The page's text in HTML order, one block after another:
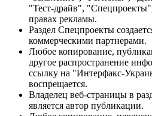
"Тест-драйв",
правах рекламы.
Раздел Спецпроекты
коммерческими партнерами.
Любое копирование,
другое распространение
ссылку на "Интерфакс-
воспрещается.
Владелец веб-страницы в
является автор публикации.